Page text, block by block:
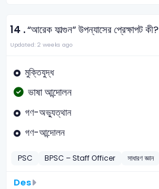
14 .“আরেক ফাল্গুন” উপন্যাসের প্রেক্ষাপট কী?
Updated: 2 weeks ago
মুক্তিযুদ্ধ
ভাষা আন্দোলন
গণ-অভ্যুত্থান
গণ-আন্দোলন
PSC BPSC – Staff Officer সাধারণ জ্ঞান
Des